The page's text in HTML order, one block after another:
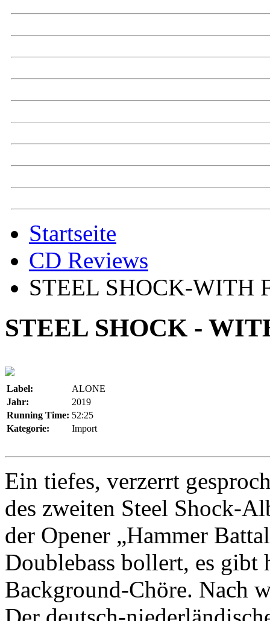
Startseite
CD Reviews
STEEL SHOCK-WITH
STEEL SHOCK -
Label:
ALONE
Jahr:
2019
Running Time: 52:25
Kategorie:
Import
Ein tiefes, verzerrt
des zweiten Steel Shock-
der Opener „Hammer
Doublebass bollert, es gibt
Background-Chöre. Nach